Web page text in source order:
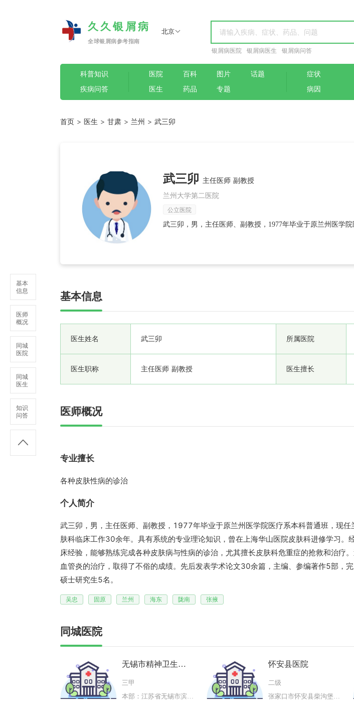
久久银屑病
全球银屑病参考指南
北京
银屑病医院 银屑病医生 银屑病问答
科普知识
疾病问答
医院
医生
百科
药品
图片
专题
话题
症状
病因
首页 > 医生 > 甘肃 > 兰州 > 武三卯
基本
信息
医师
概况
同城
医院
同城
医生
知识
问答
武三卯 主任医师 副教授
兰州大学第二医院
公立医院
武三卯，男，主任医师、副教授，1977年毕业于原兰州医学
基本信息
医生姓名 武三卯 所属医院
医生职称 主任医师 副教授 医生擅长
医师概况
专业擅长
各种皮肤性病的诊治
个人简介
武三卯，男，主任医师、副教授，1977年毕业于原兰州医学院医疗系本科普通班，现
肤科临床工作30余年。具有系统的专业理论知识，曾在上海华山医院皮肤科进修学习。
床经验，能够熟练完成各种皮肤病与性病的诊治，尤其擅长皮肤科危重症的抢救和治疗
血管炎的治疗，取得了不俗的成绩。先后发表学术论文30余篇，主编、参编著作5部，
硕士研究生5名。
吴忠 固原 兰州 海东 陇南 张掖
同城医院
无锡市精神卫生中
三甲
本部：江苏省无锡市滨湖区钱荣路15
怀安县医院
二级
张家口市怀安县柴沟堡镇东辰路与